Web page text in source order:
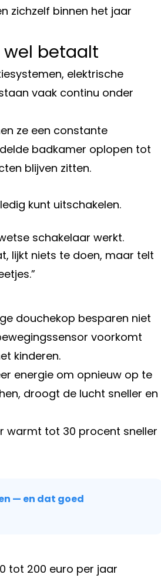
zichzelf binnen het jaar
wel betaalt
elektrische
vaak continu onder
ze een constante
badkamer oplopen tot
blijven zitten.
kunt uitschakelen.
schakelaar werkt.
lijkt niets te doen, maar telt
douchekop besparen niet
voorkomt
kinderen.
energie om opnieuw op te
droogt de lucht sneller en
warmt tot 30 procent sneller
— en dat goed
tot 200 euro per jaar